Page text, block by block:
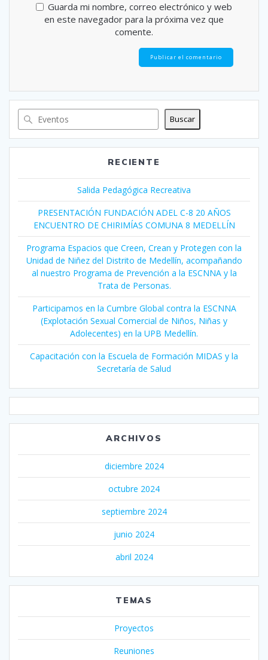
Guarda mi nombre, correo electrónico y web
en este navegador para la próxima vez que
comente.
Buscar
RECIENTE
Salida Pedagógica Recreativa
PRESENTACIÓN FUNDACIÓN ADEL C-8 20 AÑOS
ENCUENTRO DE CHIRIMÍAS COMUNA 8 MEDELLÍN
Programa Espacios que Creen, Crean y Protegen con la
Unidad de Niñez del Distrito de Medellín, acompañando
al nuestro Programa de Prevención a la ESCNNA y la
Trata de Personas.
Participamos en la Cumbre Global contra la ESCNNA
(Explotación Sexual Comercial de Niños, Niñas y
Adolecentes) en la UPB Medellín.
Capacitación con la Escuela de Formación MIDAS y la
Secretaría de Salud
ARCHIVOS
diciembre 2024
octubre 2024
septiembre 2024
junio 2024
abril 2024
TEMAS
Proyectos
Reuniones